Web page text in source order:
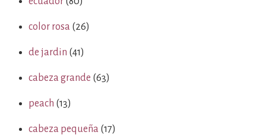
color rosa (26)
de jardin (41)
cabeza grande (63)
peach (13)
cabeza pequeña (17)